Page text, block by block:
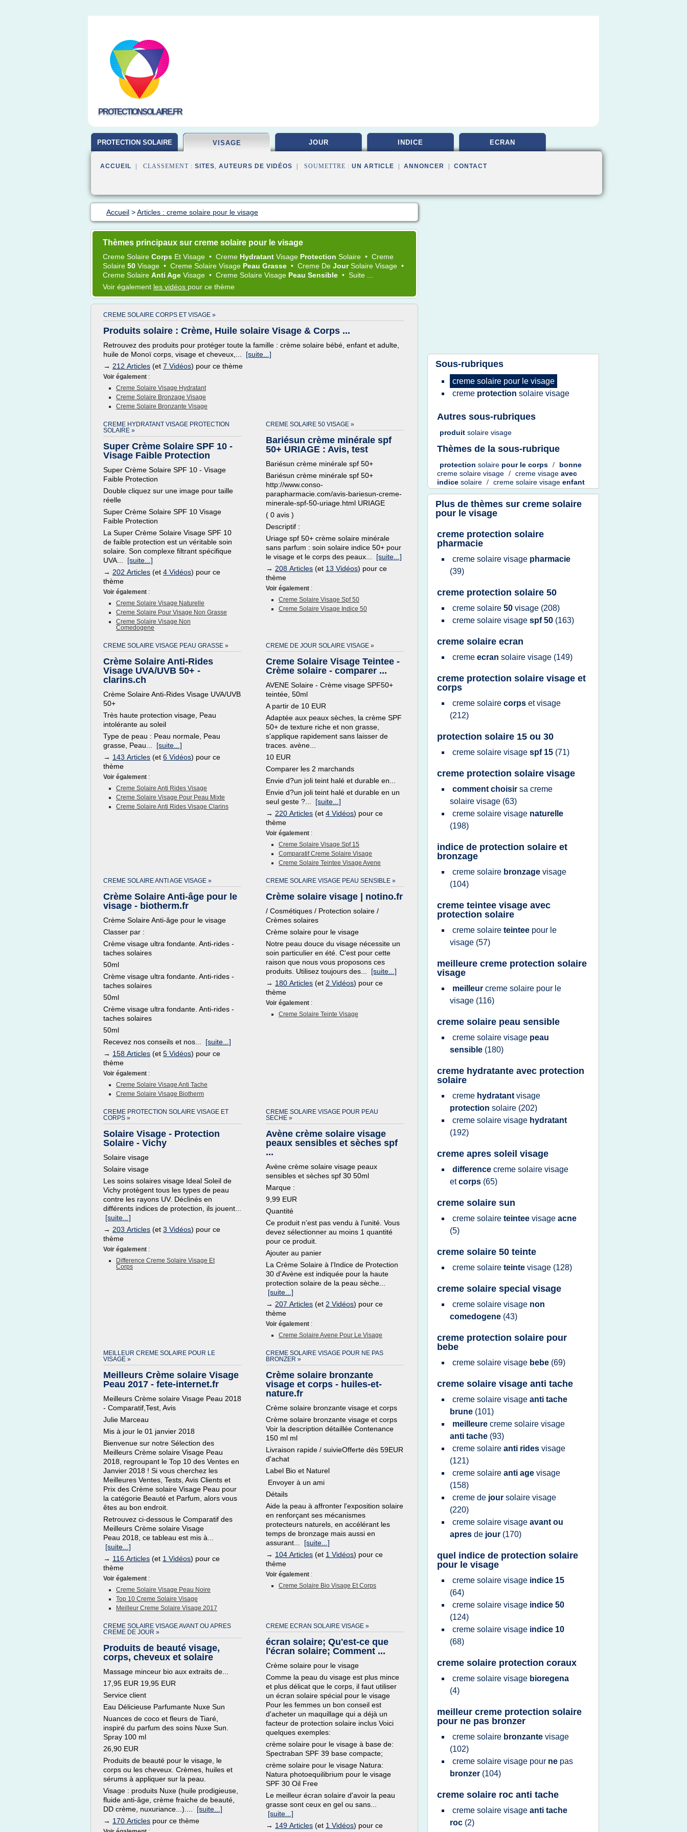
PROTECTIONSOLAIRE.FR
PROTECTION SOLAIRE VISAGE JOUR INDICE ECRAN
ACCUEIL | CLASSEMENT : SITES, AUTEURS DE VIDÉOS | SOUMETTRE : UN ARTICLE ANNONCER CONTACT
Accueil >Articles : creme solaire pour le visage
Thèmes principaux sur creme solaire pour le visage
Creme Solaire Corps Et Visage • Creme Hydratant Visage Protection Solaire • Creme
Solaire 50 Visage • Creme Solaire Visage Peau Grasse • Creme De JourSolaire Visage •
Creme Solaire Anti Age Visage • Creme Solaire Visage Peau Sensible • Suite ...
Voir également les vidéos pour ce thème
CREME SOLAIRE CORPS ET VISAGE »
Produits solaire : Crème, Huile solaire Visage & Corps ...
Retrouvez des produits pour protéger toute la famille : crème solaire bébé, enfant et adulte,
huile de Monoï corps, visage et cheveux,... [suite...]
→ 212 Articles (et 7 Vidéos) pour ce thème
Voir également :
Creme Solaire Visage Hydratant
Creme Solaire Bronzage Visage
Creme Solaire Bronzante Visage
CREME HYDRATANT VISAGE PROTECTION
SOLAIRE »
Super Crème Solaire SPF 10 -
Visage Faible Protection
Super Crème Solaire SPF 10 - Visage
Faible Protection
Double cliquez sur une image pour taille
réelle
Super Crème Solaire SPF 10 Visage
Faible Protection
La Super Crème Solaire Visage SPF 10
de faible protection est un véritable soin
solaire. Son complexe filtrant spécifique
UVA... [suite...]
→ 202 Articles (et 4 Vidéos) pour ce
thème
Voir également :
Creme Solaire Visage Naturelle
Creme Solaire Pour Visage Non Grasse
Creme Solaire Visage Non
Comedogene
CREME SOLAIRE 50 VISAGE »
Bariésun crème minérale spf
50+ URIAGE : Avis, test
Bariésun crème minérale spf 50+
Bariésun crème minérale spf 50+
http://www.conso-
parapharmacie.com/avis-bariesun-creme-
minerale-spf-50-uriage.html URIAGE
( 0 avis )
Descriptif :
Uriage spf 50+ crème solaire minérale
sans parfum : soin solaire indice 50+ pour
le visage et le corps des peaux... [suite...]
→ 208 Articles (et 13 Vidéos) pour ce
thème
Voir également :
Creme Solaire Visage Spf 50
Creme Solaire Visage Indice 50
CREME SOLAIRE VISAGE PEAU GRASSE »
Crème Solaire Anti-Rides
Visage UVA/UVB 50+ -
clarins.ch
Crème Solaire Anti-Rides Visage UVA/UVB
50+
Très haute protection visage, Peau
intolérante au soleil
Type de peau : Peau normale, Peau
grasse, Peau... [suite...]
→ 143 Articles (et 6 Vidéos) pour ce
thème
Voir également :
Creme Solaire Anti Rides Visage
Creme Solaire Visage Pour Peau Mixte
Creme Solaire Anti Rides Visage Clarins
CREME DE JOUR SOLAIRE VISAGE »
Creme Solaire Visage Teintee -
Crème solaire - comparer ...
AVENE Solaire - Crème visage SPF50+
teintée, 50ml
A partir de 10 EUR
Adaptée aux peaux sèches, la crème SPF
50+ de texture riche et non grasse,
s'applique rapidement sans laisser de
traces. avène...
10 EUR
Comparer les 2 marchands
Envie d?un joli teint halé et durable en...
Envie d?un joli teint halé et durable en un
seul geste ?... [suite...]
→ 220 Articles (et 4 Vidéos) pour ce
thème
Voir également :
Creme Solaire Visage Spf 15
Comparatif Creme Solaire Visage
Creme Solaire Teintee Visage Avene
CREME SOLAIRE ANTI AGE VISAGE »
Crème Solaire Anti-âge pour le
visage - biotherm.fr
Crème Solaire Anti-âge pour le visage
Classer par :
Crème visage ultra fondante. Anti-rides -
taches solaires
50ml
Crème visage ultra fondante. Anti-rides -
taches solaires
50ml
Crème visage ultra fondante. Anti-rides -
taches solaires
50ml
Recevez nos conseils et nos... [suite...]
→ 158 Articles (et 5 Vidéos) pour ce
thème
Voir également :
Creme Solaire Visage Anti Tache
Creme Solaire Visage Biotherm
CREME SOLAIRE VISAGE PEAU SENSIBLE »
Crème solaire visage | notino.fr
/ Cosmétiques / Protection solaire /
Crèmes solaires
Crème solaire pour le visage
Notre peau douce du visage nécessite un
soin particulier en été. C'est pour cette
raison que nous vous proposons ces
produits. Utilisez toujours des... [suite...]
→ 180 Articles (et 2 Vidéos) pour ce
thème
Voir également :
Creme Solaire Teinte Visage
CREME PROTECTION SOLAIRE VISAGE ET
CORPS »
Solaire Visage - Protection
Solaire - Vichy
Solaire visage
Solaire visage
Les soins solaires visage Ideal Soleil de
Vichy protègent tous les types de peau
contre les rayons UV. Déclinés en
différents indices de protection, ils jouent...
[suite...]
→ 203 Articles (et 3 Vidéos) pour ce
thème
Voir également :
Difference Creme Solaire Visage Et
Corps
CREME SOLAIRE VISAGE POUR PEAU
SECHE »
Avène crème solaire visage
peaux sensibles et sèches spf
...
Avène crème solaire visage peaux
sensibles et sèches spf 30 50ml
Marque :
9,99 EUR
Quantité
Ce produit n'est pas vendu à l'unité. Vous
devez sélectionner au moins 1 quantité
pour ce produit.
Ajouter au panier
La Crème Solaire à l'Indice de Protection
30 d'Avène est indiquée pour la haute
protection solaire de la peau sèche...
[suite...]
→ 207 Articles (et 2 Vidéos) pour ce
thème
Voir également :
Creme Solaire Avene Pour Le Visage
MEILLEUR CREME SOLAIRE POUR LE
VISAGE »
Meilleurs Crème solaire Visage
Peau 2017 - fete-internet.fr
Meilleurs Crème solaire Visage Peau 2018
- Comparatif,Test, Avis
Julie Marceau
Mis à jour le 01 janvier 2018
Bienvenue sur notre Sélection des
Meilleurs Crème solaire Visage Peau
2018, regroupant le Top 10 des Ventes en
Janvier 2018 ! Si vous cherchez les
Meilleures Ventes, Tests, Avis Clients et
Prix des Crème solaire Visage Peau pour
la catégorie Beauté et Parfum, alors vous
êtes au bon endroit.
Retrouvez ci-dessous le Comparatif des
Meilleurs Crème solaire Visage
Peau 2018, ce tableau est mis à...
[suite...]
→ 116 Articles (et 1 Vidéos) pour ce
thème
Voir également :
Creme Solaire Visage Peau Noire
Top 10 Creme Solaire Visage
Meilleur Creme Solaire Visage 2017
CREME SOLAIRE VISAGE POUR NE PAS
BRONZER »
Crème solaire bronzante
visage et corps - huiles-et-
nature.fr
Crème solaire bronzante visage et corps
Crème solaire bronzante visage et corps
Voir la description détaillée Contenance
150 ml ml
Livraison rapide / suivieOfferte dès 59EUR
d'achat
Label Bio et Naturel
Envoyer à un ami
Détails
Aide la peau à affronter l'exposition solaire
en renforçant ses mécanismes
protecteurs naturels, en accélérant les
temps de bronzage mais aussi en
assurant... [suite...]
→ 104 Articles (et 1 Vidéos) pour ce
thème
Voir également :
Creme Solaire Bio Visage Et Corps
CREME SOLAIRE VISAGE AVANT OU APRES
CREME DE JOUR »
Produits de beauté visage,
corps, cheveux et solaire
Massage minceur bio aux extraits de...
17,95 EUR 19,95 EUR
Service client
Eau Délicieuse Parfumante Nuxe Sun
Nuances de coco et fleurs de Tiaré,
inspiré du parfum des soins Nuxe Sun.
Spray 100 ml
26,90 EUR
Produits de beauté pour le visage, le
corps ou les cheveux. Crèmes, huiles et
sérums à appliquer sur la peau.
Visage : produits Nuxe (huile prodigieuse,
fluide anti-âge, crème fraiche de beauté,
DD crème, nuxuriance...).... [suite...]
→ 170 Articles pour ce thème
CREME ECRAN SOLAIRE VISAGE »
écran solaire; Qu'est-ce que
l'écran solaire; Comment ...
Crème solaire pour le visage
Comme la peau du visage est plus mince
et plus délicat que le corps, il faut utiliser
un écran solaire spécial pour le visage
Pour les femmes un bon conseil est
d'acheter un maquillage qui a déjà un
facteur de protection solaire inclus Voici
quelques exemples:
crème solaire pour le visage à base de:
Spectraban SPF 39 base compacte;
crème solaire pour le visage Natura:
Natura photoequilibrium pour le visage
SPF 30 Oil Free
Le meilleur écran solaire d'avoir la peau
grasse sont ceux en gel ou sans...
[suite...]
→ 149 Articles (et 1 Vidéos) pour ce
Sous-rubriques
creme solaire pour le visage
creme protection solaire visage
Autres sous-rubriques
produit solaire visage
Thèmes de la sous-rubrique
protection solaire pour le corps /
bonne
creme solaire visage / creme visage avec
indice solaire / creme solaire visage enfant
Plus de thèmes sur creme solaire
pour le visage
creme protection solaire
pharmacie
creme solaire visage pharmacie
(39)
creme protection solaire 50
creme solaire 50 visage (208)
creme solaire visage spf 50 (163)
creme solaire ecran
creme ecran solaire visage (149)
creme protection solaire visage et
corps
creme solaire corps etvisage
(212)
protection solaire 15 ou 30
creme solaire visage spf 15 (71)
creme protection solaire visage
comment choisir sa creme
solaire visage (63)
creme solaire visage naturelle
(198)
indice de protection solaire et
bronzage
creme solaire bronzage visage
(104)
creme teintee visage avec
protection solaire
creme solaire teintee pour le
visage (57)
meilleure creme protection solaire
visage
meilleur creme solaire pour le
visage (116)
creme solaire peau sensible
creme solaire visage peau
sensible (180)
creme hydratante avec protection
solaire
creme hydratant visage
protection solaire (202)
creme solaire visage hydratant
(192)
creme apres soleil visage
difference creme solaire visage
etcorps (65)
creme solaire sun
creme solaire teintee visage acne
(5)
creme solaire 50 teinte
creme solaire teinte visage (128)
creme solaire special visage
creme solaire visage non
comedogene (43)
creme protection solaire pour
bebe
creme solaire visage bebe (69)
creme solaire visage anti tache
creme solaire visage anti tache
brune (101)
meilleure creme solaire visage
anti tache (93)
creme solaire anti rides visage
(121)
creme solaire anti age visage
(158)
creme de jour solaire visage
(220)
creme solaire visage avant ou
apres de jour (170)
quel indice de protection solaire
pour le visage
creme solaire visage indice 15
(64)
creme solaire visage indice 50
(124)
creme solaire visage indice 10
(68)
creme solaire protection coraux
creme solaire visage bioregena
(4)
meilleur creme protection solaire
pour ne pas bronzer
creme solaire bronzante visage
(102)
creme solaire visage pour ne pas
bronzer (104)
creme solaire roc anti tache
creme solaire visage anti tache
roc (2)